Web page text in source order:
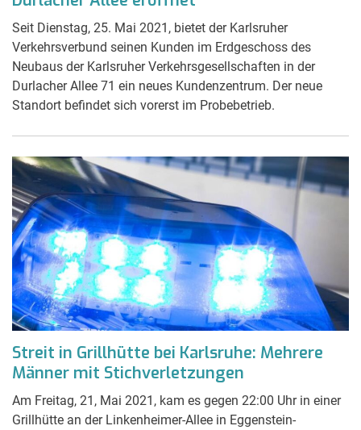
Seit Dienstag, 25. Mai 2021, bietet der Karlsruher
Verkehrsverbund seinen Kunden im Erdgeschoss des
Neubaus der Karlsruher Verkehrsgesellschaften in der
Durlacher Allee 71 ein neues Kundenzentrum. Der neue
Standort befindet sich vorerst im Probebetrieb.
Streit in Grillhütte bei Karlsruhe: Mehrere
Männer mit Stichverletzungen
Am Freitag, 21, Mai 2021, kam es gegen 22:00 Uhr in einer
Grillhütte an der Linkenheimer-Allee in Eggenstein-